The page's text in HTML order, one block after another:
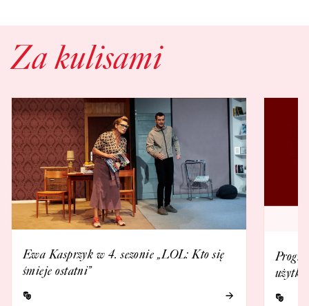
Za kulisami
Ewa Kasprzyk w 4. sezonie „LOL: Kto się
śmieje ostatni”